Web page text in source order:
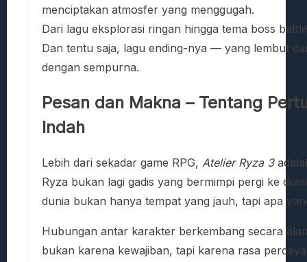
menciptakan atmosfer yang menggugah.
Dari lagu eksplorasi ringan hingga tema boss
Dan tentu saja, lagu ending-nya — yang lembut
dengan sempurna.
Pesan dan Makna – Tentang
Indah
Lebih dari sekadar game RPG, Atelier Ryza 3
Ryza bukan lagi gadis yang bermimpi pergi ke
dunia bukan hanya tempat yang jauh, tapi apa
Hubungan antar karakter berkembang secara
bukan karena kewajiban, tapi karena rasa